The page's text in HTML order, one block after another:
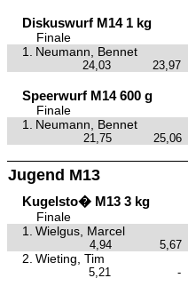
Diskuswurf M14 1 kg
Finale
1.
Neumann, Bennet
24,03
23,97
Speerwurf M14 600 g
Finale
1.
Neumann, Bennet
21,75
25,06
Jugend M13
Kugelsto� M13 3 kg
Finale
1.
Wielgus, Marcel
4,94
5,67
2. Wieting, Tim
5,21
-